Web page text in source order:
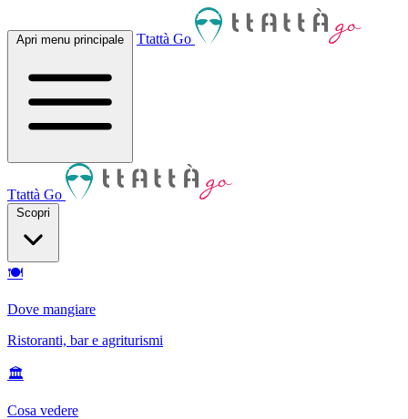
Apri menu principale Ttattà Go
Ttattà Go
Scopri
🍽
Dove mangiare
Ristoranti, bar e agriturismi
🏛
Cosa vedere